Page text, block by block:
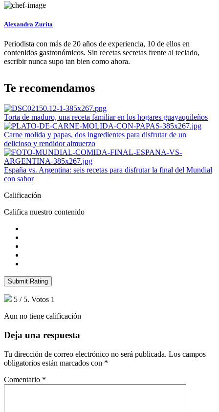
Alexandra Zurita
Periodista con más de 20 años de experiencia, 10 de ellos en
contenidos gastronómicos. Sin recetas secretas frente al teclado,
escribir nunca supo tan bien como ahora.
Te recomendamos
Torta de maduro, una receta familiar en los hogares guayaquileños
Carne molida y papas, dos ingredientes para disfrutar de un
delicioso y rendidor almuerzo
España vs. Argentina: seis recetas para disfrutar la final del Mundial
con sabor
Calificación
Califica nuestro contenido
Submit Rating
5 / 5. Votos 1
Aun no tiene calificación
Deja una respuesta
Tu dirección de correo electrónico no será publicada. Los campos
obligatorios están marcados con *
Comentario *